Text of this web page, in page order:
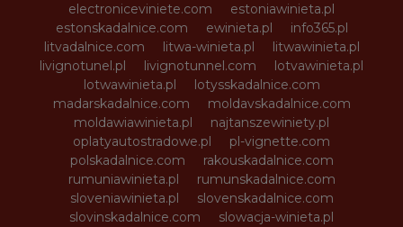
electroniceviniete.com
estoniawinieta.pl
estonskadalnice.com
ewinieta.pl
info365.pl
litvadalnice.com
litwa-winieta.pl
litwawinieta.pl
livignotunel.pl
livignotunnel.com
lotvawinieta.pl
lotwawinieta.pl
lotysskadalnice.com
madarskadalnice.com
moldavskadalnice.com
moldawiawinieta.pl
najtanszewiniety.pl
oplatyautostradowe.pl
pl-vignette.com
polskadalnice.com
rakouskadalnice.com
rumuniawinieta.pl
rumunskadalnice.com
sloveniawinieta.pl
slovenskadalnice.com
slovinskadalnice.com
slowacja-winieta.pl